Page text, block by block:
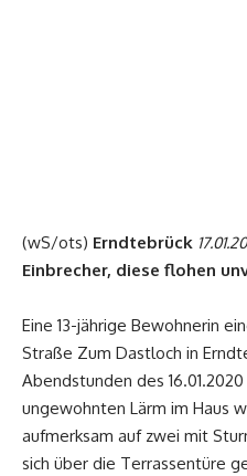
(wS/ots) Erndtebrück
Einbrecher, diese flohen
Eine 13-jährige Bewohnerin
Straße Zum Dastloch in
Abendstunden des
ungewohnten Lärm im Haus
aufmerksam auf zwei mit
sich über die Terrassentüre